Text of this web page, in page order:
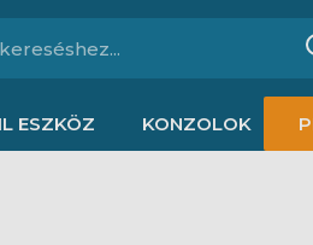
ESZKÖZ KONZOLOK